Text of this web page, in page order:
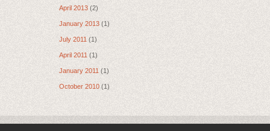
April 2013 (2)
January 2013 (1)
July 2011 (1)
April 2011 (1)
January 2011 (1)
October 2010 (1)